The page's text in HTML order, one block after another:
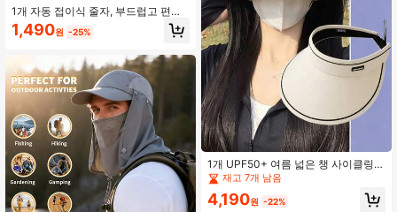
1개 자동 접이식 줄자, 부드럽고 편안
하며, 신체 근육 성장, 허리, 가슴, 엉덩
이, 재봉 및 직물 정밀 측정에 적합
1,490원 -25%
1개 UPF50+ 여름 넓은 챙 사이클링
자외선 차단 빈 상단 여성용 선캡 UV
선캡 햇빛 가리개 페이스 커버
재고 7개 남음
4,190원 -22%